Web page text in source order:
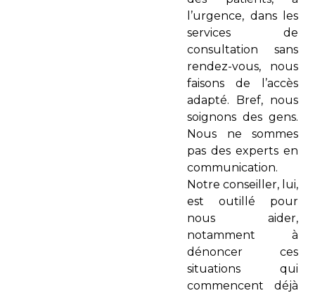
l’urgence, dans les
services de
consultation sans
rendez-vous, nous
faisons de l’accès
adapté. Bref, nous
soignons des gens.
Nous ne sommes
pas des experts en
communication.
Notre conseiller, lui,
est outillé pour
nous aider,
notamment à
dénoncer ces
situations qui
commencent déjà